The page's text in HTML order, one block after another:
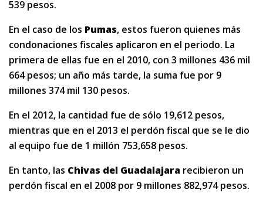
539 pesos.
En el caso de los Pumas, estos fueron quienes más
condonaciones fiscales aplicaron en el periodo. La
primera de ellas fue en el 2010, con 3 millones 436 mil
664 pesos; un año más tarde, la suma fue por 9
millones 374 mil 130 pesos.
En el 2012, la cantidad fue de sólo 19,612 pesos,
mientras que en el 2013 el perdón fiscal que se le dio
al equipo fue de 1 millón 753,658 pesos.
En tanto, las Chivas del Guadalajara recibieron un
perdón fiscal en el 2008 por 9 millones 882,974 pesos.